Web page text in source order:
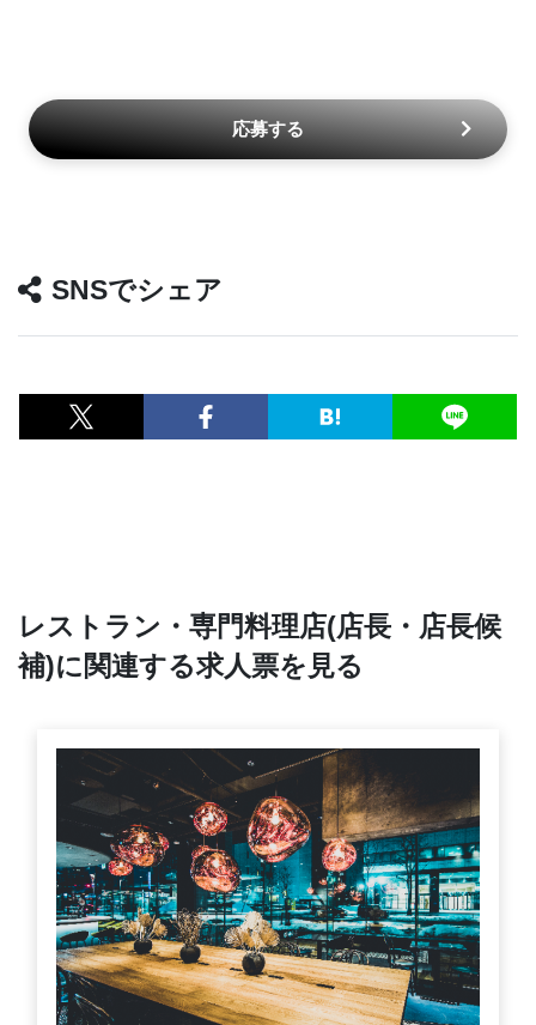
応募する
SNSでシェア
レストラン・専門料理店(店長・店長候
補)に関連する求人票を見る